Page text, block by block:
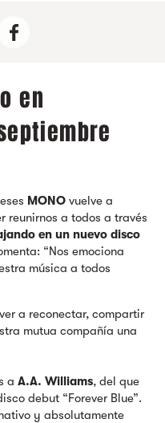
en
MONO vuelve a
reunirnos a todos a través
en un nuevo disco
“Nos emociona
música a todos
a reconectar, compartir
mutua compañía una
a A.A. Williams, del que
debut “Forever Blue”.
y absolutamente